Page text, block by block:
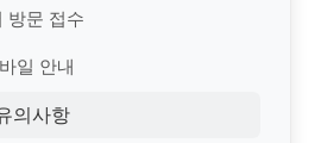
방문 접수
일 안내
의사항